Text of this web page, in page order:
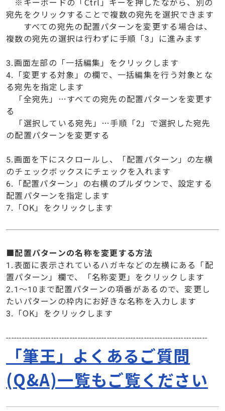
宛先をクリックすることで複数の宛先を選択できます
すべての宛先の配置パターンを変更する場合は、
複数の宛先の選択は行わずに手順「3」に進みます
3.画面左部の「一括編集」をクリックします
4.「変更する対象」の欄で、一括編集を行う対象とな
る宛先を指定します
「全宛先」…すべての宛先の配置パターンを変更す
る
「選択している宛先」…手順「2」で選択した宛先
の配置パターンを変更する
5.画面を下にスクロールし、「配置パターン」の左横
のチェックボックスにチェックを入れます
6.「配置パターン」の右横のプルダウンで、設定する
配置パターンを指定します
7.「OK」をクリックします
■配置パターンの名称を変更する方法
1.表面に表示されているハガキなどの左横にある「配
置パターン」欄で、「名称変更」をクリックします
2.1～10まで配置パターンの項番があるので、変更し
たいパターンの枠内にお好きな名称を入力します
3.「OK」をクリックします
----------------------------------------------------------------------------
「筆王」よくあるご質問
(Q&A)一覧もご覧ください